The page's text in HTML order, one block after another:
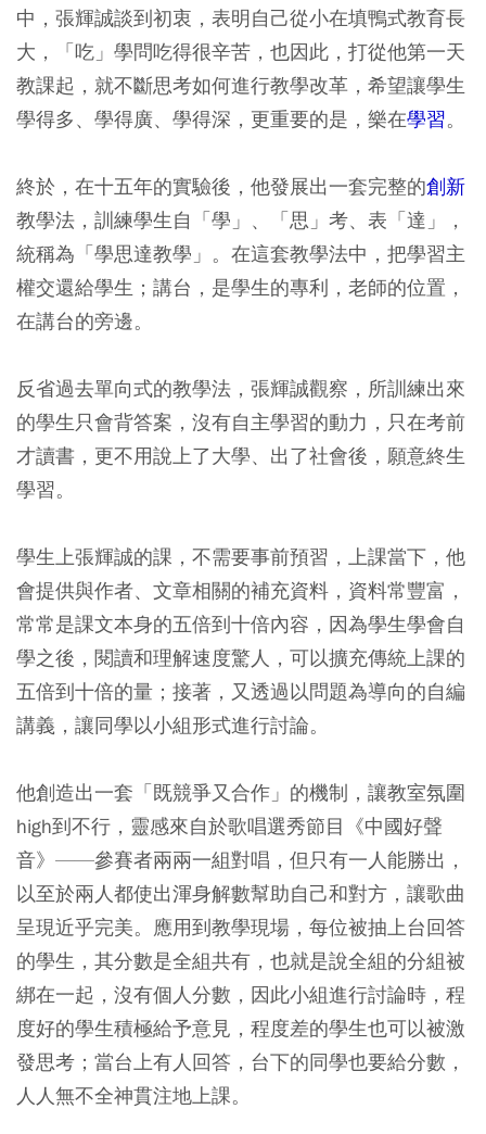
中，張輝誠談到初衷，表明自己從小在填鴨式教育長
大，「吃」學問吃得很辛苦，也因此，打從他第一天
教課起，就不斷思考如何進行教學改革，希望讓學生
學得多、學得廣、學得深，更重要的是，樂在學習。
終於，在十五年的實驗後，他發展出一套完整的創新
教學法，訓練學生自「學」、「思」考、表「達」，
統稱為「學思達教學」。在這套教學法中，把學習主
權交還給學生；講台，是學生的專利，老師的位置，
在講台的旁邊。
反省過去單向式的教學法，張輝誠觀察，所訓練出來
的學生只會背答案，沒有自主學習的動力，只在考前
才讀書，更不用說上了大學、出了社會後，願意終生
學習。
學生上張輝誠的課，不需要事前預習，上課當下，他
會提供與作者、文章相關的補充資料，資料常豐富，
常常是課文本身的五倍到十倍內容，因為學生學會自
學之後，閱讀和理解速度驚人，可以擴充傳統上課的
五倍到十倍的量；接著，又透過以問題為導向的自編
講義，讓同學以小組形式進行討論。
他創造出一套「既競爭又合作」的機制，讓教室氛圍
high到不行，靈感來自於歌唱選秀節目《中國好聲
音》——參賽者兩兩一組對唱，但只有一人能勝出，
以至於兩人都使出渾身解數幫助自己和對方，讓歌曲
呈現近乎完美。應用到教學現場，每位被抽上台回答
的學生，其分數是全組共有，也就是說全組的分組被
綁在一起，沒有個人分數，因此小組進行討論時，程
度好的學生積極給予意見，程度差的學生也可以被激
發思考；當台上有人回答，台下的同學也要給分數，
人人無不全神貫注地上課。